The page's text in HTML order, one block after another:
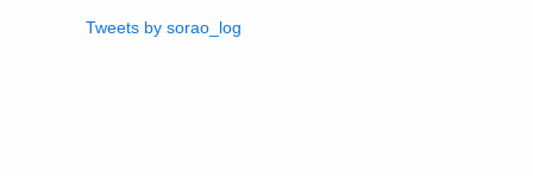
Tweets by sorao_log